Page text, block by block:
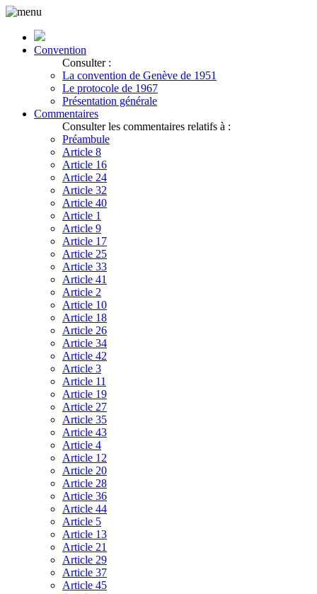
Convention
Consulter :
La convention de Genève de 1951
Le protocole de 1967
Présentation générale
Commentaires
Consulter les commentaires relatifs à :
Préambule
Article 8
Article 16
Article 24
Article 32
Article 40
Article 1
Article 9
Article 17
Article 25
Article 33
Article 41
Article 2
Article 10
Article 18
Article 26
Article 34
Article 42
Article 3
Article 11
Article 19
Article 27
Article 35
Article 43
Article 4
Article 12
Article 20
Article 28
Article 36
Article 44
Article 5
Article 13
Article 21
Article 29
Article 37
Article 45